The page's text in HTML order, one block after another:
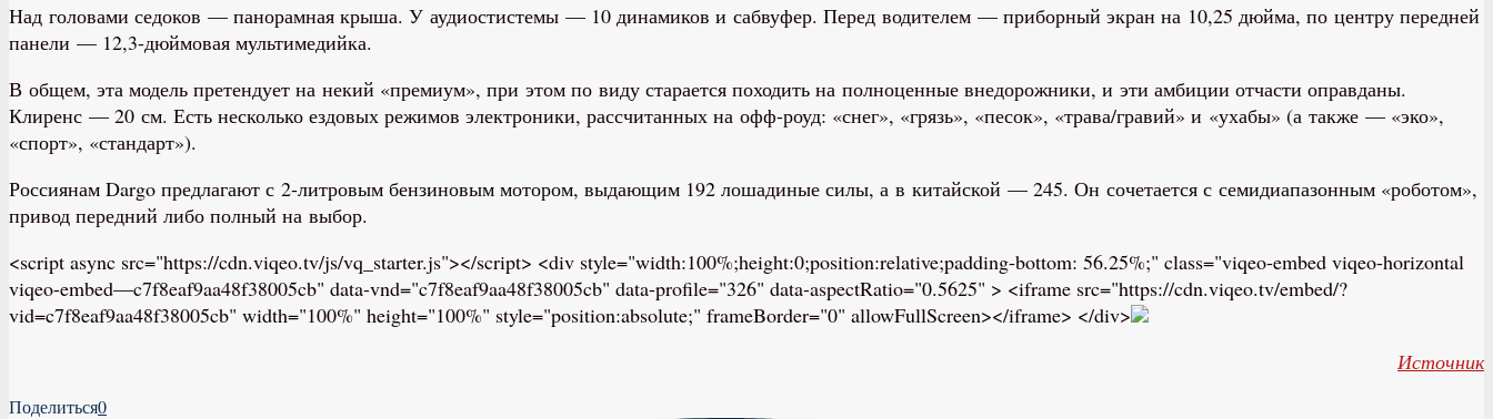
Над головами седоков — панорамная крыша. У аудиостистемы — 10 динамиков и сабвуфер. Перед водителем — приборный экран на 10,25 дюйма, по центру передней
панели — 12,3-дюймовая мультимедийка.
В общем, эта модель претендует на некий «премиум», при этом по виду старается походить на полноценные внедорожники, и эти амбиции отчасти оправданы.
Клиренс — 20 см. Есть несколько ездовых режимов электроники, рассчитанных на офф-роуд: «снег», «грязь», «песок», «трава/гравий» и «ухабы» (а также — «эко»,
«спорт», «стандарт»).
Россиянам Dargo предлагают с 2-литровым бензиновым мотором, выдающим 192 лошадиные силы, а в китайской — 245. Он сочетается с семидиапазонным «роботом»,
привод передний либо полный на выбор.
<script async src="https://cdn.viqeo.tv/js/vq_starter.js"></script> <div style="width:100%;height:0;position:relative;padding-bottom: 56.25%;" class="viqeo-embed viqeo-horizontal
viqeo-embed—c7f8eaf9aa48f38005cb" data-vnd="c7f8eaf9aa48f38005cb" data-profile="326" data-aspectRatio="0.5625" > <iframe src="https://cdn.viqeo.tv/embed/?
vid=c7f8eaf9aa48f38005cb" width="100%" height="100%" style="position:absolute;" frameBorder="0" allowFullScreen></iframe> </div>
Источник
Поделиться0